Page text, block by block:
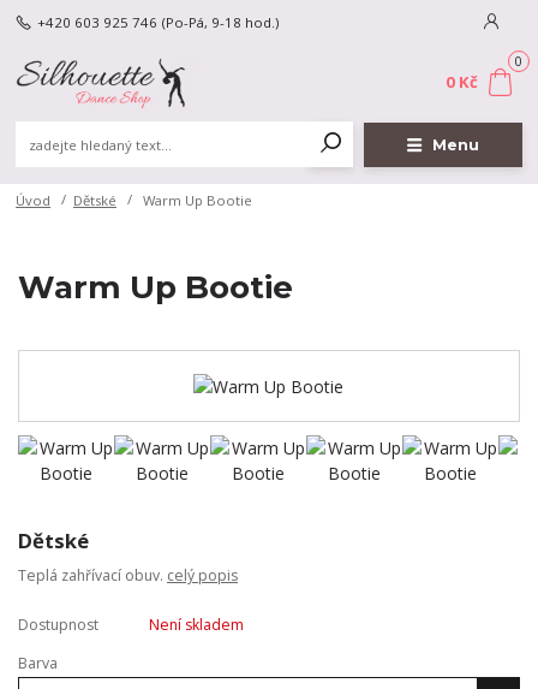
Menu
+420 603 925 746 (Po-Pá, 9-18 hod.)
0
0 Kč
Úvod Dětské Warm Up Bootie
Warm Up Bootie
Dětské
Teplá zahřívací obuv. celý popis
Dostupnost
Není skladem
Barva